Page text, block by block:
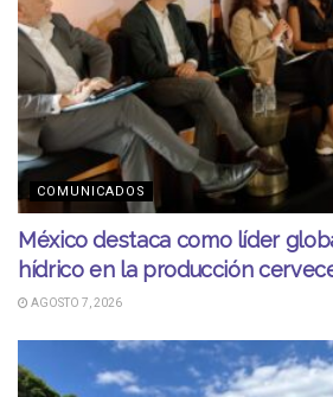
COMUNICADOS
México destaca como líder
hídrico en la producción
AGOSTO 7, 2026